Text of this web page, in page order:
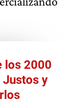
los 2000
y